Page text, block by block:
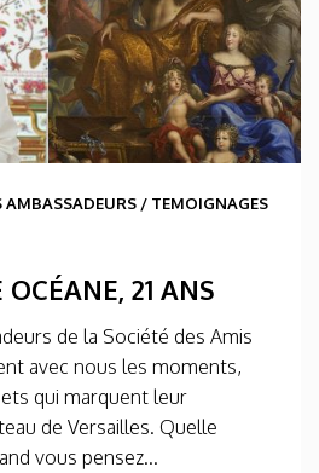
AMBASSADEURS / TEMOIGNAGES
21 ANS
de la Société des Amis
avec nous les moments,
qui marquent leur
de Versailles. Quelle
vous pensez...